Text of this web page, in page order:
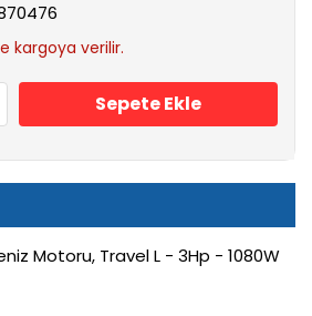
kargoya verilir.
Sepete Ekle
Motoru, Travel L - 3Hp - 1080W